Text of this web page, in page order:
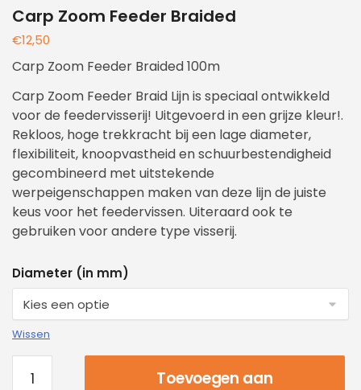
Carp Zoom Feeder Braided
€12,50
Carp Zoom Feeder Braided 100m
Carp Zoom Feeder Braid Lijn is speciaal ontwikkeld
voor de feedervisserij! Uitgevoerd in een grijze kleur!.
Rekloos, hoge trekkracht bij een lage diameter,
flexibiliteit, knoopvastheid en schuurbestendigheid
gecombineerd met uitstekende
werpeigenschappen maken van deze lijn de juiste
keus voor het feedervissen. Uiteraard ook te
gebruiken voor andere type visserij.
Diameter (in mm)
Wissen
Toevoegen aan